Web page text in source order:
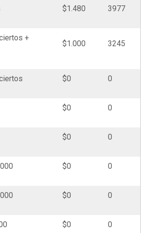
$1.480 3977
+
$1.000 3245
$0 0
$0 0
$0 0
$0 0
$0 0
$0 0